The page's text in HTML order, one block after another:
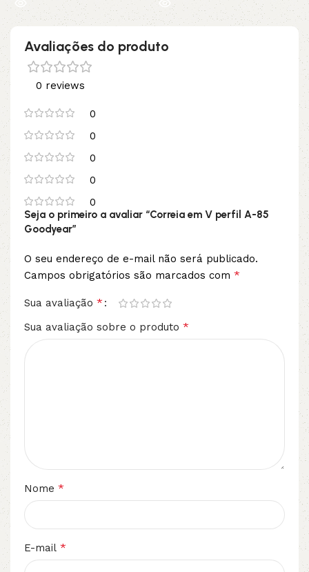
Avaliações do produto
0 reviews
0
0
0
0
0
Seja o primeiro a avaliar “Correia em V perfil A-85
Goodyear”
O seu endereço de e-mail não será publicado.
Campos obrigatórios são marcados com *
Sua avaliação *
Sua avaliação sobre o produto *
Nome *
E-mail *